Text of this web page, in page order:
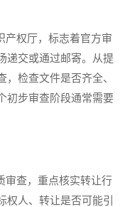
权厅，标志着官方审
递交或通过邮寄。从提
检查文件是否齐全、
初步审查阶段通常需要
查，重点核实转让行
权人、转让是否可能引